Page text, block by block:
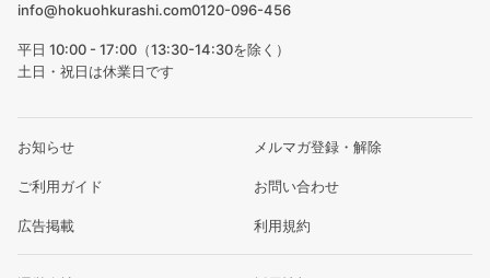
info@hokuohkurashi.com0120-096-456
平日 10:00 - 17:00（13:30-14:30を除く）
土日・祝日は休業日です
お知らせ メルマガ登録・解除
ご利用ガイド お問い合わせ
広告掲載 利用規約